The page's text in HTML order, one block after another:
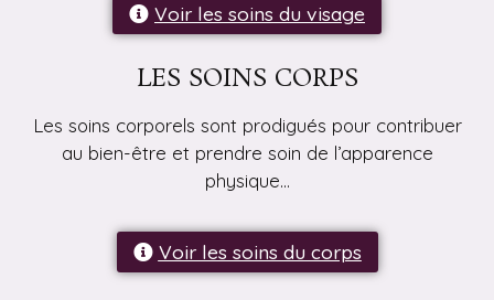
Voir les soins du visage
LES SOINS CORPS
Les soins corporels sont prodigués pour contribuer
au bien-être et prendre soin de l’apparence
physique…
Voir les soins du corps